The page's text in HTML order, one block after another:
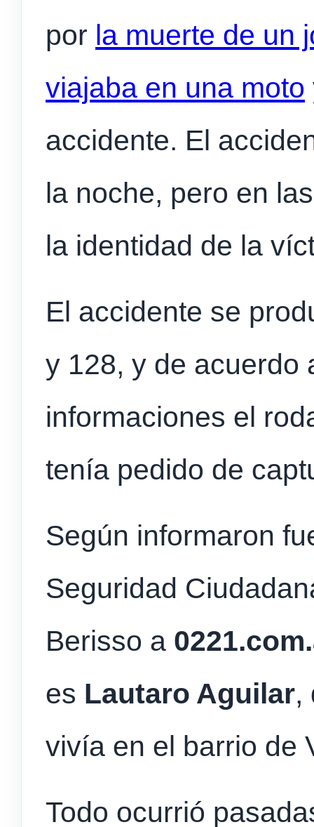
por la muerte de un
viajaba en una moto
accidente. El
la noche, pero en
la identidad de la
El accidente se
y 128, y de acuerdo
informaciones el
tenía pedido de
Según informaron
Seguridad
Berisso a
es Lautaro Aguilar,
vivía en el barrio de
Todo ocurrió